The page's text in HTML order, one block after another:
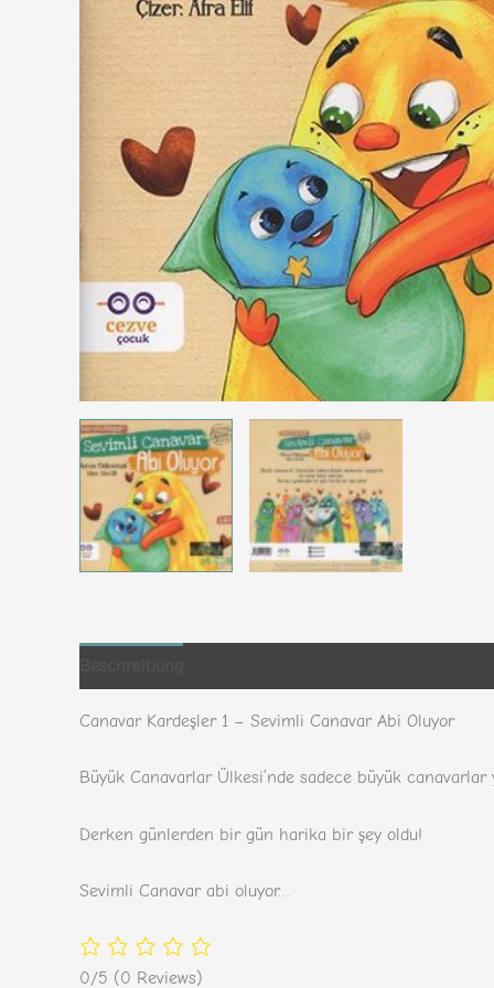
Canavar Kardeşler 1 – Sevimli Canavar Abi Oluyor
Büyük Canavarlar Ülkesi’nde sadece büyük canavarlar
Derken günlerden bir gün harika bir şey oldu!
Sevimli Canavar abi oluyor…
0/5 (0 Reviews)